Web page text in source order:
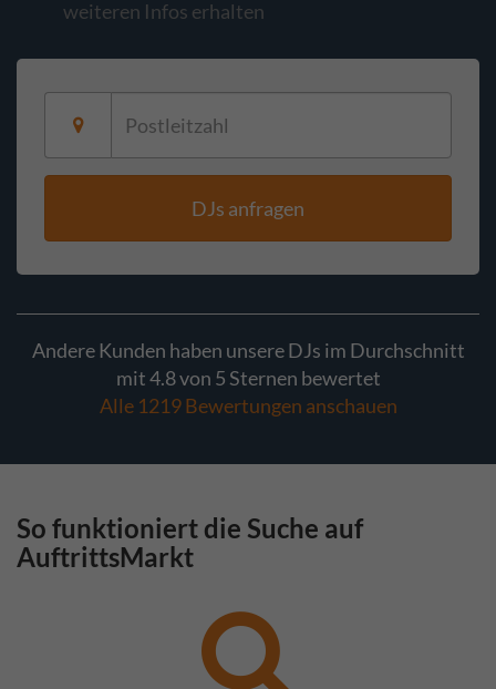
weiteren Infos erhalten
DJs anfragen
Andere Kunden haben unsere DJs im Durchschnitt
mit 4.8 von 5 Sternen bewertet
Alle 1219 Bewertungen anschauen
So funktioniert die Suche auf
AuftrittsMarkt